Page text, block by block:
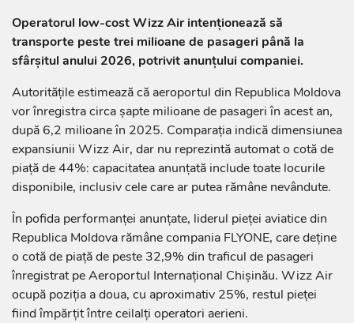
Operatorul low-cost Wizz Air intenționează să
transporte peste trei milioane de pasageri până la
sfârșitul anului 2026, potrivit anunțului companiei.
Autoritățile estimează că aeroportul din Republica Moldova
vor înregistra circa șapte milioane de pasageri în acest an,
după 6,2 milioane în 2025. Comparația indică dimensiunea
expansiunii Wizz Air, dar nu reprezintă automat o cotă de
piață de 44%: capacitatea anunțată include toate locurile
disponibile, inclusiv cele care ar putea rămâne nevândute.
În pofida performanței anunțate, liderul pieței aviatice din
Republica Moldova rămâne compania FLYONE, care deține
o cotă de piață de peste 32,9% din traficul de pasageri
înregistrat pe Aeroportul Internațional Chișinău. Wizz Air
ocupă poziția a doua, cu aproximativ 25%, restul pieței
fiind împărțit între ceilalți operatori aerieni.